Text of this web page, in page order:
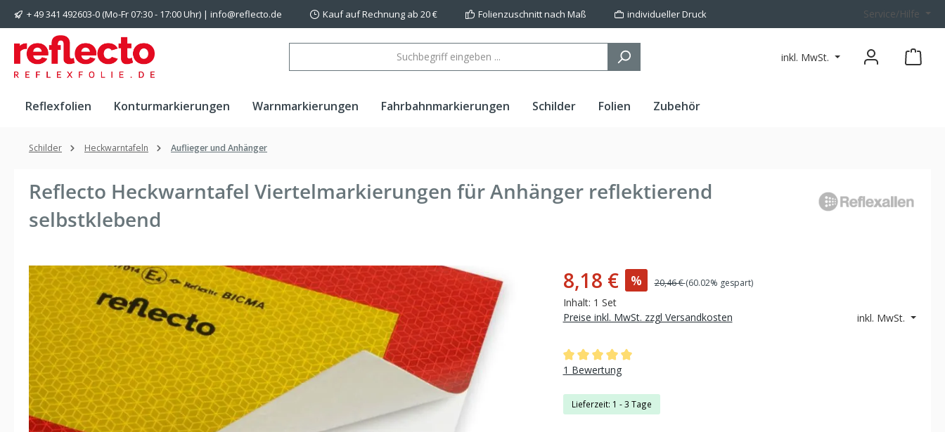
Hauptinhalt springen
Zur Suche springen
Zur Hauptnavigation springen
+ 49 341 492603-0 (Mo-Fr 07:30 - 17:00 Uhr) | info@reflecto.de Kauf auf Rechnung ab 20 € Folienzuschnitt nach Maß individueller Druck Service/Hilfe
inkl. MwSt.
Reflexfolien Konturmarkierungen Warnmarkierungen Fahrbahnmarkierungen Schilder Folien Zubehör
Schilder Heckwarntafeln Auflieger und Anhänger
Reflecto Heckwarntafel Viertelmarkierungen für Anhänger reflektierend
selbstklebend
Bildergalerie überspringen 8,18 € % 20,46 €(60.02% gespart)
Inhalt: 1 Set
inkl. MwSt.
Preise inkl. MwSt. zzgl Versandkosten
Durchschnittliche Bewertung von 5 von 5 Sternen
1 Bewertung
Lieferzeit: 1 - 3 Tage